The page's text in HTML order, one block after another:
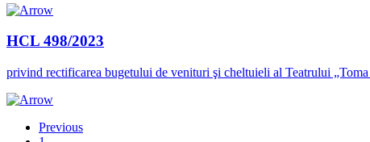
HCL 498/2023
privind rectificarea bugetului de venituri şi cheltuieli al Teatrului
Previous